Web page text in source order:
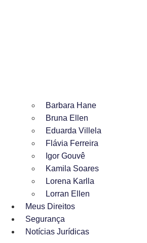
Barbara Hane
Bruna Ellen
Eduarda Villela
Flávia Ferreira
Igor Gouvê
Kamila Soares
Lorena Karlla
Lorran Ellen
Meus Direitos
Segurança
Notícias Jurídicas